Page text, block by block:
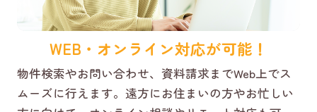
WEB・オンライン対応が可能！
物件検索やお問い合わせ、資料請求までWeb上でス
ムーズに行えます。遠方にお住まいの方やお忙しい